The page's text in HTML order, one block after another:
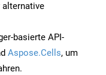
alternative
basierte API-
Aspose.Cells, um